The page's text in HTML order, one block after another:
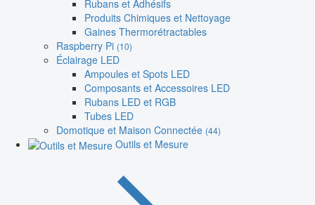
Rubans et Adhésifs
Produits Chimiques et Nettoyage
Gaines Thermorétractables
Raspberry Pi (10)
Éclairage LED
Ampoules et Spots LED
Composants et Accessoires LED
Rubans LED et RGB
Tubes LED
Domotique et Maison Connectée (44)
Outils et Mesure